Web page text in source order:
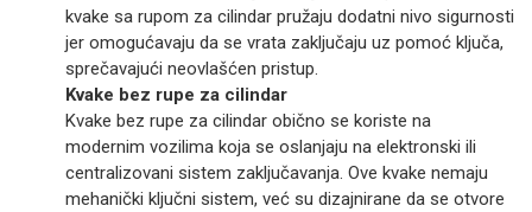
kvake sa rupom za cilindar pružaju dodatni nivo sigurnosti
jer omogućavaju da se vrata zaključaju uz pomoć ključa,
sprečavajući neovlašćen pristup.
Kvake bez rupe za cilindar
Kvake bez rupe za cilindar obično se koriste na
modernim vozilima koja se oslanjaju na elektronski ili
centralizovani sistem zaključavanja. Ove kvake nemaju
mehanički ključni sistem, već su dizajnirane da se otvore